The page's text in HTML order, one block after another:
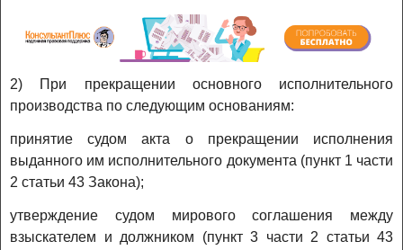
2) При прекращении основного исполнительного
производства по следующим основаниям:
принятие судом акта о прекращении исполнения
выданного им исполнительного документа (пункт 1 части
2 статьи 43 Закона);
утверждение судом мирового соглашения между
взыскателем и должником (пункт 3 части 2 статьи 43